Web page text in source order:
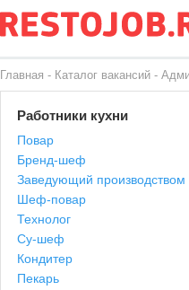
Главная - Каталог вакансий -
Работники кухни
Повар
Бренд-шеф
Заведующий производством
Шеф-повар
Технолог
Су-шеф
Кондитер
Пекарь